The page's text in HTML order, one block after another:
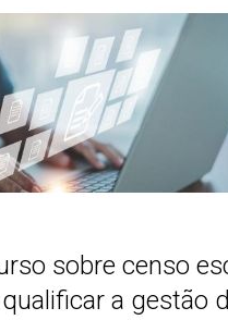
sobre censo
a gestão